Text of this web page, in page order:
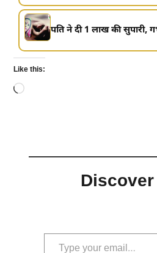
पति ने दी 1 लाख की सुपारी,
Like this:
Loading…
Type your email…